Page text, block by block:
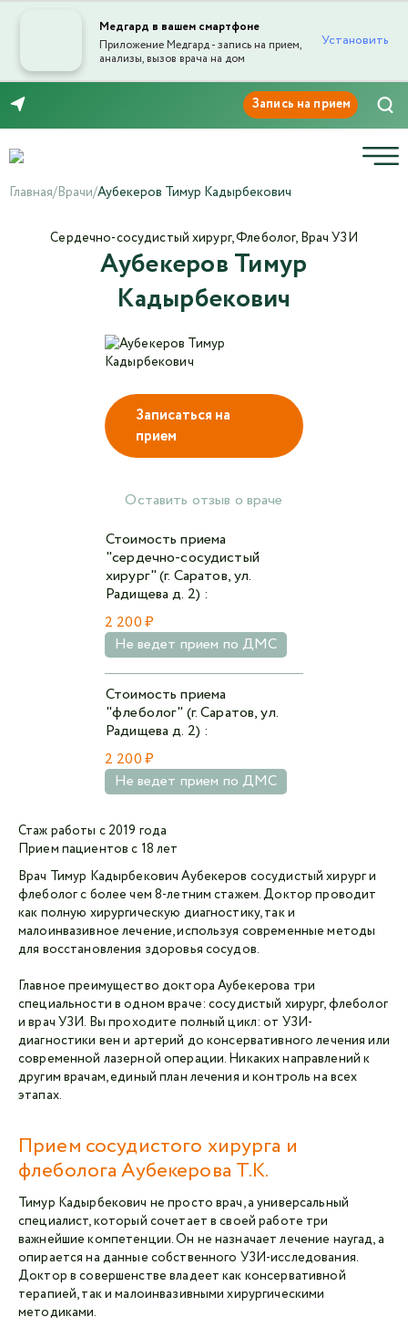
Медгард в вашем смартфоне
Приложение Медгард - запись на прием,
анализы, вызов врача на дом
Установить
Главная/Врачи/Аубекеров Тимур Кадырбекович
Записаться на
прием
Оставить отзыв о враче
Стоимость приема
"сердечно-сосудистый
хирург" (г. Саратов, ул.
Радищева д. 2) :
2 200 ₽
Не ведет прием по ДМС
Стоимость приема
"флеболог" (г. Саратов, ул.
Радищева д. 2) :
2 200 ₽
Не ведет прием по ДМС
Аубекеров Тимур
Кадырбекович
Сердечно-сосудистый хирург, Флеболог, Врач УЗИ
Стаж работы с 2019 года
Прием пациентов с 18 лет
Врач Тимур Кадырбекович Аубекеров сосудистый хирург и
флеболог с более чем 8-летним стажем. Доктор проводит
как полную хирургическую диагностику, так и
малоинвазивное лечение, используя современные методы
для восстановления здоровья сосудов.
Главное преимущество доктора Аубекерова три
специальности в одном враче: сосудистый хирург, флеболог
и врач УЗИ. Вы проходите полный цикл: от УЗИ-
диагностики вен и артерий до консервативного лечения или
современной лазерной операции. Никаких направлений к
другим врачам, единый план лечения и контроль на всех
этапах.
Прием сосудистого хирурга и
флеболога Аубекерова Т.К.
Тимур Кадырбекович не просто врач, а универсальный
специалист, который сочетает в своей работе три
важнейшие компетенции. Он не назначает лечение наугад, а
опирается на данные собственного УЗИ-исследования.
Доктор в совершенстве владеет как консервативной
терапией, так и малоинвазивными хирургическими
методиками.
Отправка отзыва
Текст отзыва*
Ваша оценка
Войти с VK ID
или войти через VK ID с использованием данных
из сервиса
Отправляя данную форму,
обработку персональных данных СМК «Медгард»